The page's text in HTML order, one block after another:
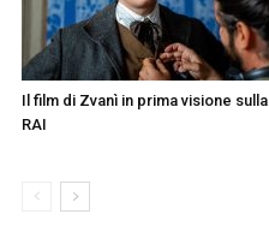
Il film di Zvanì in prima visione sulla
RAI